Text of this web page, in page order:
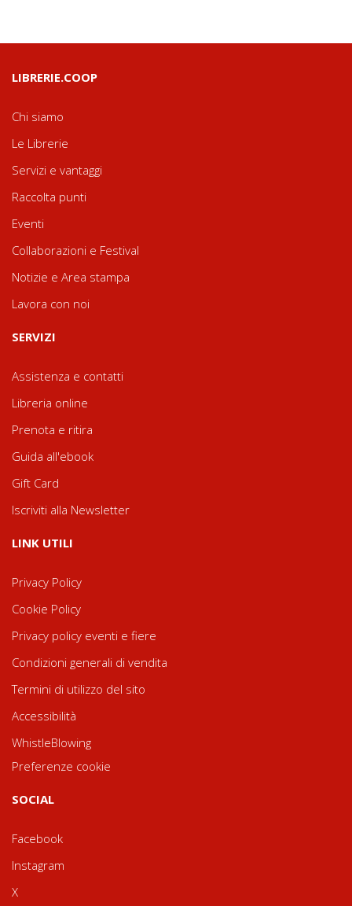
LIBRERIE.COOP
Chi siamo
Le Librerie
Servizi e vantaggi
Raccolta punti
Eventi
Collaborazioni e Festival
Notizie e Area stampa
Lavora con noi
SERVIZI
Assistenza e contatti
Libreria online
Prenota e ritira
Guida all'ebook
Gift Card
Iscriviti alla Newsletter
LINK UTILI
Privacy Policy
Cookie Policy
Privacy policy eventi e fiere
Condizioni generali di vendita
Termini di utilizzo del sito
Accessibilità
WhistleBlowing
Preferenze cookie
SOCIAL
Facebook
Instagram
X